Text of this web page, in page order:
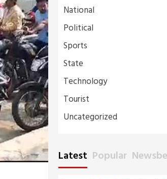
National
Political
Sports
State
Technology
Tourist
Uncategorized
Latest Popular